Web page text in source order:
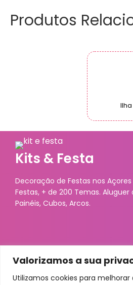
Valorizamos a sua
Utilizamos cookies para
Produtos
Kits & Festa
Decoração de Festas nos
Festas, + de 200 Temas. Aluguer
Painéis, Cubos, Arcos.